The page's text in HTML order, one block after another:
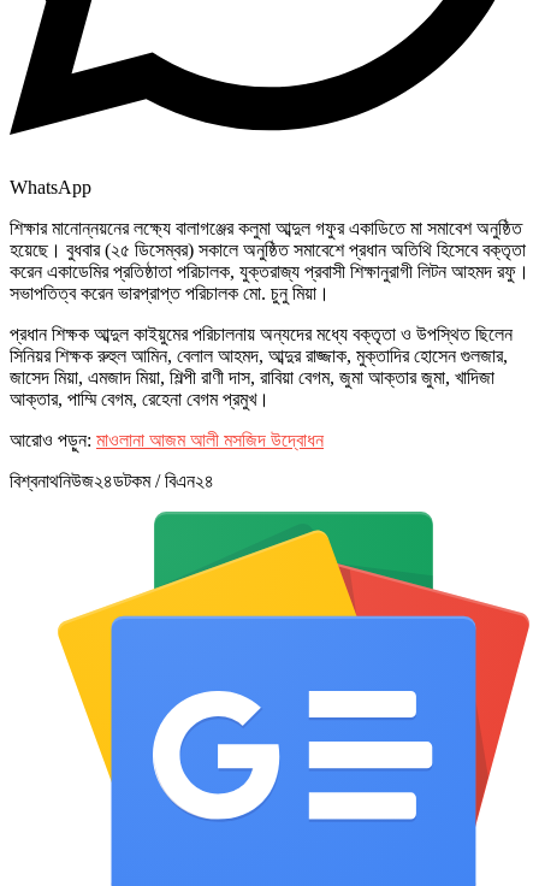
WhatsApp
শিক্ষার মানোন্নয়নের লক্ষ্যে বালাগঞ্জের কলুমা আব্দুল গফুর একাডিতে মা সমাবেশ অনুষ্ঠিত
হয়েছে। বুধবার (২৫ ডিসেম্বর) সকালে অনুষ্ঠিত সমাবেশে প্রধান অতিথি হিসেবে বক্তৃতা
করেন একাডেমির প্রতিষ্ঠাতা পরিচালক, যুক্তরাজ্য প্রবাসী শিক্ষানুরাগী লিটন আহমদ রফু।
সভাপতিত্ব করেন ভারপ্রাপ্ত পরিচালক মো. চুনু মিয়া।
প্রধান শিক্ষক আব্দুল কাইয়ুমের পরিচালনায় অন্যদের মধ্যে বক্তৃতা ও উপস্থিত ছিলেন
সিনিয়র শিক্ষক রুহুল আমিন, বেলাল আহমদ, আব্দুর রাজ্জাক, মুক্তাদির হোসেন গুলজার,
জাসেদ মিয়া, এমজাদ মিয়া, শিল্পী রাণী দাস, রাবিয়া বেগম, জুমা আক্তার জুমা, খাদিজা
আক্তার, পাম্মি বেগম, রেহেনা বেগম প্রমুখ।
আরোও পড়ুন: মাওলানা আজম আলী মসজিদ উদ্বোধন
বিশ্বনাথনিউজ২৪ডটকম / বিএন২৪